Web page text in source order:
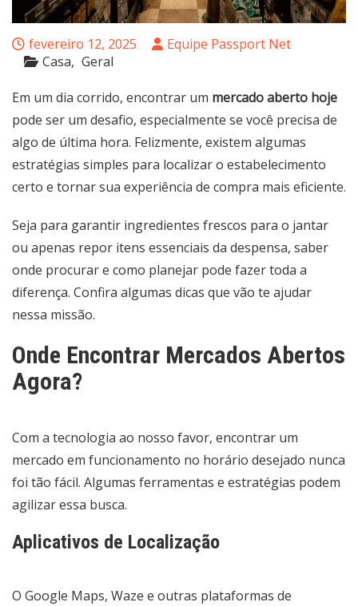
fevereiro 12, 2025
Equipe Passport Net
Casa
Geral
Em um dia corrido, encontrar um mercado aberto hoje
pode ser um desafio, especialmente se você precisa de
algo de última hora. Felizmente, existem algumas
estratégias simples para localizar o estabelecimento
certo e tornar sua experiência de compra mais eficiente.
Seja para garantir ingredientes frescos para o jantar
ou apenas repor itens essenciais da despensa, saber
onde procurar e como planejar pode fazer toda a
diferença. Confira algumas dicas que vão te ajudar
nessa missão.
Onde Encontrar Mercados Abertos
Agora?
Com a tecnologia ao nosso favor, encontrar um
mercado em funcionamento no horário desejado nunca
foi tão fácil. Algumas ferramentas e estratégias podem
agilizar essa busca.
Aplicativos de Localização
O Google Maps, Waze e outras plataformas de